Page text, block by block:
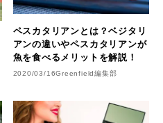
ペスカタリアンとは？ベジタリ
アンの違いやペスカタリアンが
魚を食べるメリットを解説！
2020/03/16Greenfield編集部